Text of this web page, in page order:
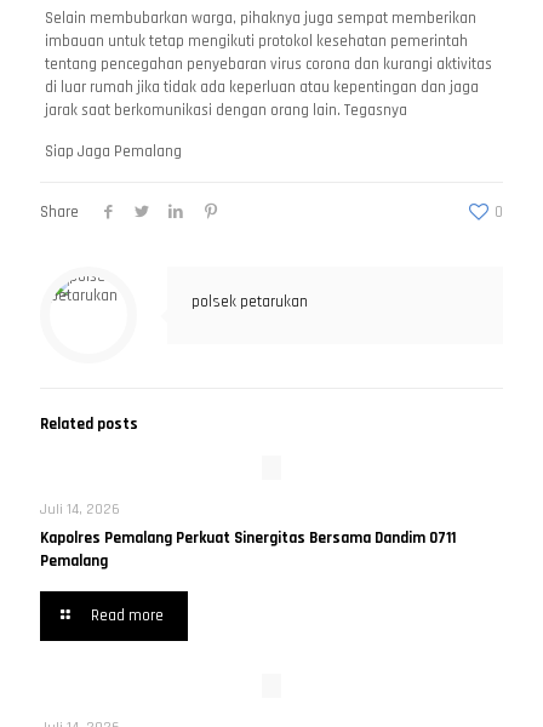
Selain membubarkan warga, pihaknya juga sempat memberikan
imbauan untuk tetap mengikuti protokol kesehatan pemerintah
tentang pencegahan penyebaran virus corona dan kurangi aktivitas
di luar rumah jika tidak ada keperluan atau kepentingan dan jaga
jarak saat berkomunikasi dengan orang lain. Tegasnya
Siap Jaga Pemalang
Share 0
polsek petarukan
Related posts
Juli 14, 2026
Kapolres Pemalang Perkuat Sinergitas Bersama Dandim 0711
Pemalang
Read more